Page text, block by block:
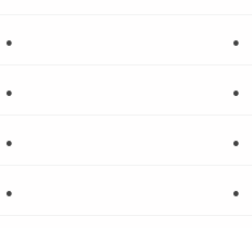
● ●
● ●
● ●
● ●